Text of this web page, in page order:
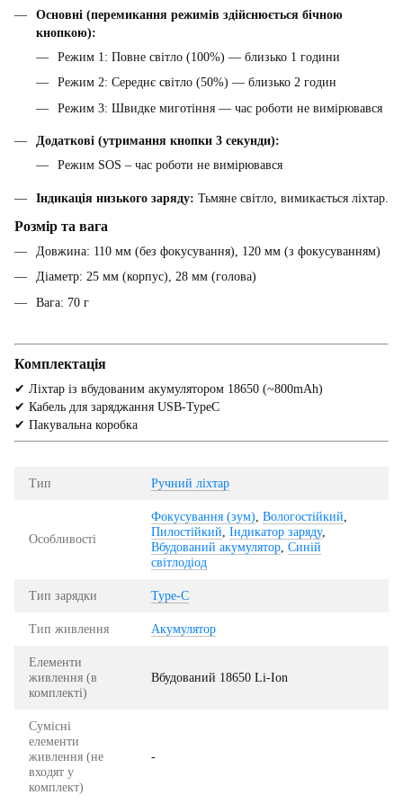
Основні (перемикання режимів здійснюється бічною
кнопкою):
Режим 1: Повне світло (100%) — близько 1 години
Режим 2: Середнє світло (50%) — близько 2 годин
Режим 3: Швидке миготіння — час роботи не вимірювався
Додаткові (утримання кнопки 3 секунди):
Режим SOS – час роботи не вимірювався
Індикація низького заряду: Тьмяне світло, вимикається ліхтар.
Розмір та вага
Довжина: 110 мм (без фокусування), 120 мм (з фокусуванням)
Діаметр: 25 мм (корпус), 28 мм (голова)
Вага: 70 г
Комплектація
✔ Ліхтар із вбудованим акумулятором 18650 (~800mAh)
✔ Кабель для заряджання USB-TypeC
✔ Пакувальна коробка
Тип Ручний ліхтар
Особливості
Фокусування (зум), Вологостійкий,
Пилостійкий, Індикатор заряду,
Вбудований акумулятор, Синій
світлодіод
Тип зарядки Type-C
Тип живлення Акумулятор
Елементи
живлення (в
комплекті)
Вбудований 18650 Li-Ion
Сумісні
елементи
живлення (не
входят у
комплект)
-